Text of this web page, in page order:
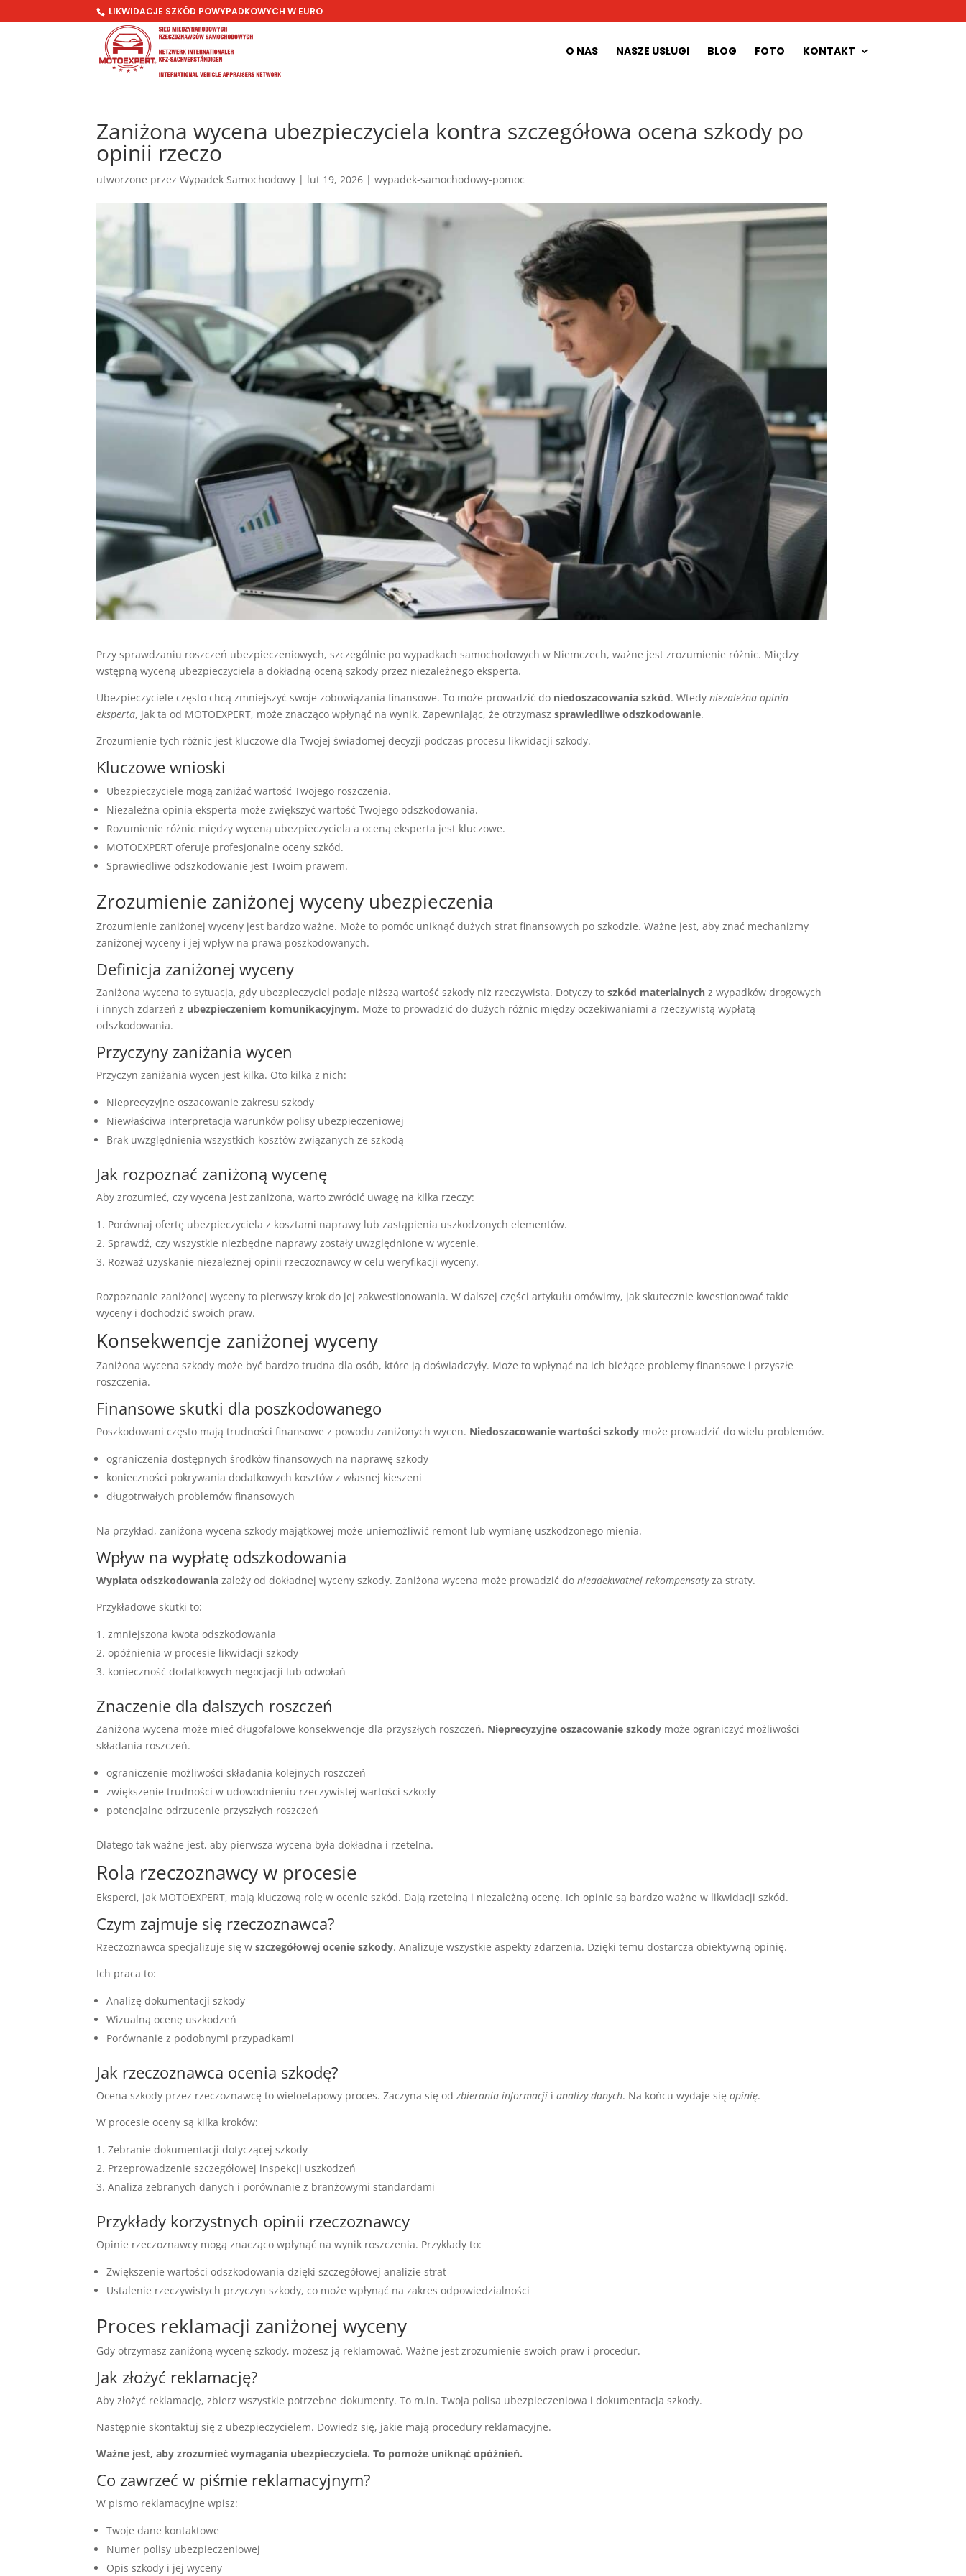
LIKWIDACJE SZKÓD POWYPADKOWYCH W EURO
O NAS NASZE USŁUGI BLOG FOTO KONTAKT
Zaniżona wycena ubezpieczyciela kontra szczegółowa ocena szkody po
opinii rzeczo
utworzone przezWypadek Samochodowy | lut 19, 2026 |wypadek-samochodowy-pomoc
Przy sprawdzaniu roszczeń ubezpieczeniowych, szczególnie po wypadkach samochodowych w Niemczech, ważne jest zrozumienie różnic. Między
wstępną wyceną ubezpieczyciela a dokładną oceną szkody przez niezależnego eksperta.
Ubezpieczyciele często chcą zmniejszyć swoje zobowiązania finansowe. To może prowadzić do niedoszacowania szkód. Wtedyniezależna opinia
eksperta, jak ta od MOTOEXPERT, może znacząco wpłynąć na wynik. Zapewniając, że otrzymaszsprawiedliwe odszkodowanie.
Zrozumienie tych różnic jest kluczowe dla Twojej świadomej decyzji podczas procesu likwidacji szkody.
Kluczowe wnioski
Ubezpieczyciele mogą zaniżać wartość Twojego roszczenia.
Niezależna opinia eksperta może zwiększyć wartość Twojego odszkodowania.
Rozumienie różnic między wyceną ubezpieczyciela a oceną eksperta jest kluczowe.
MOTOEXPERT oferuje profesjonalne oceny szkód.
Sprawiedliwe odszkodowanie jest Twoim prawem.
Zrozumienie zaniżonej wyceny ubezpieczenia
Zrozumienie zaniżonej wyceny jest bardzo ważne. Może to pomóc uniknąć dużych strat finansowych po szkodzie. Ważne jest, aby znać mechanizmy
zaniżonej wyceny i jej wpływ na prawa poszkodowanych.
Definicja zaniżonej wyceny
Zaniżona wycena to sytuacja, gdy ubezpieczyciel podaje niższą wartość szkody niż rzeczywista. Dotyczy toszkód materialnych z wypadków drogowych
i innych zdarzeń z ubezpieczeniem komunikacyjnym. Może to prowadzić do dużych różnic między oczekiwaniami a rzeczywistą wypłatą
odszkodowania.
Przyczyny zaniżania wycen
Przyczyn zaniżania wycen jest kilka. Oto kilka z nich:
Nieprecyzyjne oszacowanie zakresu szkody
Niewłaściwa interpretacja warunków polisy ubezpieczeniowej
Brak uwzględnienia wszystkich kosztów związanych ze szkodą
Jak rozpoznać zaniżoną wycenę
Aby zrozumieć, czy wycena jest zaniżona, warto zwrócić uwagę na kilka rzeczy:
Porównaj ofertę ubezpieczyciela z kosztami naprawy lub zastąpienia uszkodzonych elementów.
Sprawdź, czy wszystkie niezbędne naprawy zostały uwzględnione w wycenie.
Rozważ uzyskanie niezależnej opinii rzeczoznawcy w celu weryfikacji wyceny.
Rozpoznanie zaniżonej wyceny to pierwszy krok do jej zakwestionowania. W dalszej części artykułu omówimy, jak skutecznie kwestionować takie
wyceny i dochodzić swoich praw.
Konsekwencje zaniżonej wyceny
Zaniżona wycena szkody może być bardzo trudna dla osób, które ją doświadczyły. Może to wpłynąć na ich bieżące problemy finansowe i przyszłe
roszczenia.
Finansowe skutki dla poszkodowanego
Poszkodowani często mają trudności finansowe z powodu zaniżonych wycen. Niedoszacowanie wartości szkody może prowadzić do wielu problemów.
ograniczenia dostępnych środków finansowych na naprawę szkody
konieczności pokrywania dodatkowych kosztów z własnej kieszeni
długotrwałych problemów finansowych
Na przykład, zaniżona wycena szkody majątkowej może uniemożliwić remont lub wymianę uszkodzonego mienia.
Wpływ na wypłatę odszkodowania
Wypłata odszkodowania zależy od dokładnej wyceny szkody. Zaniżona wycena może prowadzić donieadekwatnej rekompensatyza straty.
Przykładowe skutki to:
zmniejszona kwota odszkodowania
opóźnienia w procesie likwidacji szkody
konieczność dodatkowych negocjacji lub odwołań
Znaczenie dla dalszych roszczeń
Zaniżona wycena może mieć długofalowe konsekwencje dla przyszłych roszczeń. Nieprecyzyjne oszacowanie szkody może ograniczyć możliwości
składania roszczeń.
ograniczenie możliwości składania kolejnych roszczeń
zwiększenie trudności w udowodnieniu rzeczywistej wartości szkody
potencjalne odrzucenie przyszłych roszczeń
Dlatego tak ważne jest, aby pierwsza wycena była dokładna i rzetelna.
Rola rzeczoznawcy w procesie
Eksperci, jak MOTOEXPERT, mają kluczową rolę w ocenie szkód. Dają rzetelną i niezależną ocenę. Ich opinie są bardzo ważne w likwidacji szkód.
Czym zajmuje się rzeczoznawca?
Rzeczoznawca specjalizuje się wszczegółowej ocenie szkody. Analizuje wszystkie aspekty zdarzenia. Dzięki temu dostarcza obiektywną opinię.
Ich praca to:
Analizę dokumentacji szkody
Wizualną ocenę uszkodzeń
Porównanie z podobnymi przypadkami
Jak rzeczoznawca ocenia szkodę?
Ocena szkody przez rzeczoznawcę to wieloetapowy proces. Zaczyna się odzbierania informacji ianalizy danych. Na końcu wydaje sięopinię.
W procesie oceny są kilka kroków:
Zebranie dokumentacji dotyczącej szkody
Przeprowadzenie szczegółowej inspekcji uszkodzeń
Analiza zebranych danych i porównanie z branżowymi standardami
Przykłady korzystnych opinii rzeczoznawcy
Opinie rzeczoznawcy mogą znacząco wpłynąć na wynik roszczenia. Przykłady to:
Zwiększenie wartości odszkodowania dzięki szczegółowej analizie strat
Ustalenie rzeczywistych przyczyn szkody, co może wpłynąć na zakres odpowiedzialności
Proces reklamacji zaniżonej wyceny
Gdy otrzymasz zaniżoną wycenę szkody, możesz ją reklamować. Ważne jest zrozumienie swoich praw i procedur.
Jak złożyć reklamację?
Aby złożyć reklamację, zbierz wszystkie potrzebne dokumenty. To m.in. Twoja polisa ubezpieczeniowa i dokumentacja szkody.
Następnie skontaktuj się z ubezpieczycielem. Dowiedz się, jakie mają procedury reklamacyjne.
Ważne jest, aby zrozumieć wymagania ubezpieczyciela. To pomoże uniknąć opóźnień.
Co zawrzeć w piśmie reklamacyjnym?
W pismo reklamacyjne wpisz:
Twoje dane kontaktowe
Numer polisy ubezpieczeniowej
Opis szkody i jej wyceny